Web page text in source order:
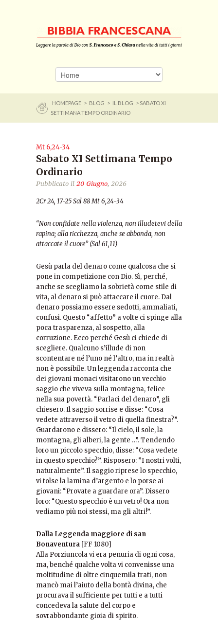
HOMEPAGE > BLOG > IL BLOG
> SABATO XI
SETTIMANA TEMPO ORDINARIO
Mt 6,24-34
Sabato XI Settimana Tempo
Ordinario
Pubblicato il 20 Giugno, 2026
2Cr 24, 17-25 Sal 88 Mt 6,24-34
“Non confidate nella violenza, non illudetevi della
rapina; alla ricchezza, anche se abbonda, non
attaccate il cuore” (Sal 61,11)
Gesù parla del denaro come qualcosa che si
pone in competizione con Dio. Sì, perché,
anche se scegliamo la sobrietà come stile di
vita, al denaro si può attaccare il cuore. Dal
denaro possiamo essere sedotti, ammaliati,
confusi. Questo “affetto” a volte ci spinge alla
poca trasparenza, al sospetto, alla
corruzione. Ecco perché Gesù ci chiede di
scegliere. Qualcuno s’illude di non
scontentare né l’uno né l’altro, ma in realtà
non è possibile. Un leggenda racconta che
dei giovani monaci visitarono un vecchio
saggio che viveva sulla montagna, felice
nella sua povertà. “Parlaci del denaro”, gli
chiesero. Il saggio sorrise e disse: “Cosa
vedete attraverso il vetro di quella finestra?”.
Guardarono e dissero: “Il cielo, il sole, la
montagna, gli alberi, la gente …”. Tendendo
loro un piccolo specchio, disse: “Cosa vedete
in questo specchio?”. Risposero: “I nostri volti,
naturalmente”. Il saggio riprese lo specchio,
vi tolse la lamina d’argento e lo porse ai
giovani: “Provate a guardare ora”. Dissero
loro: “Questo specchio è un vetro! Ora non
vediamo più noi stessi, ma gli altri!”.
Dalla Leggenda maggiore di san
Bonaventura [FF 1080]
Alla Porziuncola vi era penuria di ogni cosa,
ma, benché qualche volta vi convenisse una
moltitudine di oltre cinquemila frati, non
mancò mai l’aiuto della bontà divina, che
procurava il sufficiente per tutti e a tutti
concedeva la salute del corpo e
sovrabbondante gioia di spirito.